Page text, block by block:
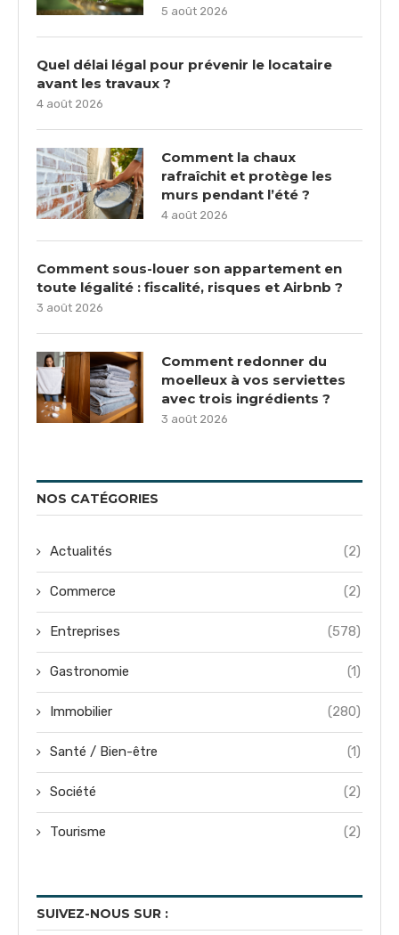
5 août 2026
Quel délai légal pour prévenir le locataire
avant les travaux ?
4 août 2026
Comment la chaux
rafraîchit et protège les
murs pendant l’été ?
4 août 2026
Comment sous-louer son appartement en
toute légalité : fiscalité, risques et Airbnb ?
3 août 2026
Comment redonner du
moelleux à vos serviettes
avec trois ingrédients ?
3 août 2026
NOS CATÉGORIES
Actualités (2)
Commerce (2)
Entreprises (578)
Gastronomie (1)
Immobilier (280)
Santé / Bien-être (1)
Société (2)
Tourisme (2)
SUIVEZ-NOUS SUR :